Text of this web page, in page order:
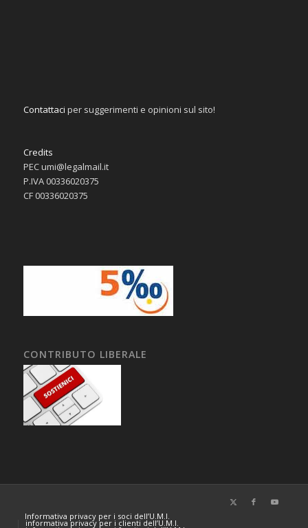
Contattaci per suggerimenti e opinioni sul sito!
Credits
PEC umi@legalmail.it
P.IVA 00336020375
CF 00336020375
CONTRIBUTO LIBERALE
Informativa privacy per i soci dell’U.M.I.
informativa privacy per i clienti dell’U.M.I.